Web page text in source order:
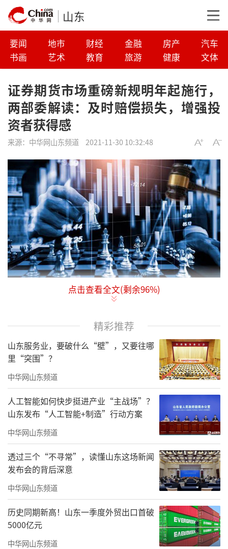
山东
要闻 地市 财经 金融 房产
汽车
书画
艺术 教育 旅游 健康 文体
证券期货市场重磅新规明年起施行，
两部委解读：及时赔偿损失，增强投
资者获得感
来源： 中华网山东频道 2021-11-30 10:32:48
国务院总理李克强日前签署国务院令，公
法》（简称《办法》），自2022年1月1日起施
行。
证监会随后就《证券期货行政执法当事人
承诺制度实施规定》（简称《规定》）向市场
征求意见，并和司法部一道，对《办法》有关
问题答记者问。
证券期货行政执法当事人承诺制度在提高
执法效率、及时赔偿投资者损失、尽快恢复市
场秩序等方面具有重要意义。适用行政执法当
事人承诺，当事人交纳的承诺金可用于赔偿投
资者损失，投资者获得及时有效救济的新途
径，更加有利于保护投资者尤其是中小投资者
的合法权益。
点击查看全文(剩余96%)
精彩推荐
山东服务业，要破什么“壁”，又要往哪
里“突围”？
中华网山东频道
人工智能如何快步挺进产业“主战场”？
山东发布“人工智能+制造”行动方案
中华网山东频道
透过三个“不寻常”，读懂山东这场新闻
发布会的背后深意
中华网山东频道
历史同期新高！山东一季度外贸出口首破
5000亿元
中华网山东频道